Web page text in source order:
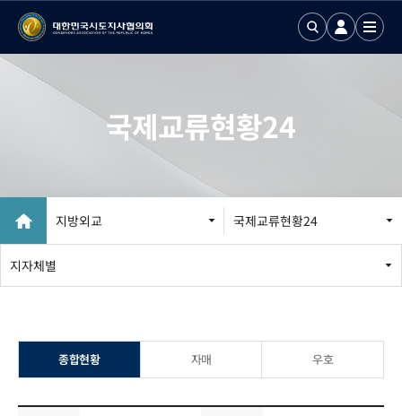
지방외교 추진
국제업무24
국제기구회의
국제교류현황
국제교류현황24
지방외교 국제교류현황24
지자체별
종합현황 자매 우호